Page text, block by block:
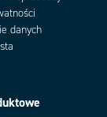
row
danych